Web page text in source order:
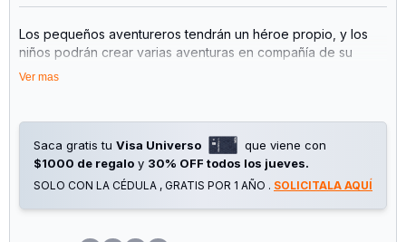
Los pequeños aventureros tendrán un héroe propio, y los
niños podrán crear varias aventuras en compañía de su
héroe o villano favorito. Muñeco Thanos Composición de
Altura: 56cm.
Edad recomendada +4.
Ver mas
Saca gratis tu Visa Universo
que viene con
$1000 de regalo y 30% OFF todos los jueves.
SOLO CON LA CÉDULA , GRATIS POR 1 AÑO . SOLICITALA AQUÍ